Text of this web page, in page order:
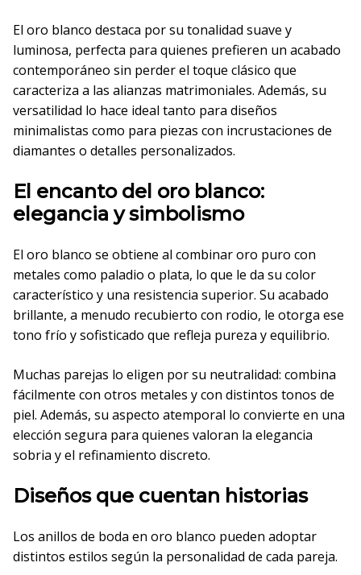
El oro blanco destaca por su tonalidad suave y
luminosa, perfecta para quienes prefieren un acabado
contemporáneo sin perder el toque clásico que
caracteriza a las alianzas matrimoniales. Además, su
versatilidad lo hace ideal tanto para diseños
minimalistas como para piezas con incrustaciones de
diamantes o detalles personalizados.
El encanto del oro blanco:
elegancia y simbolismo
El oro blanco se obtiene al combinar oro puro con
metales como paladio o plata, lo que le da su color
característico y una resistencia superior. Su acabado
brillante, a menudo recubierto con rodio, le otorga ese
tono frío y sofisticado que refleja pureza y equilibrio.
Muchas parejas lo eligen por su neutralidad: combina
fácilmente con otros metales y con distintos tonos de
piel. Además, su aspecto atemporal lo convierte en una
elección segura para quienes valoran la elegancia
sobria y el refinamiento discreto.
Diseños que cuentan historias
Los anillos de boda en oro blanco pueden adoptar
distintos estilos según la personalidad de cada pareja.